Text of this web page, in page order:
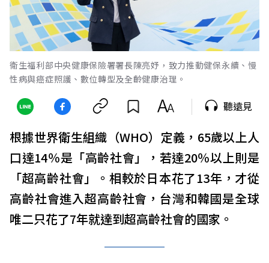
衛生福利部中央健康保險署署長陳亮妤，致力推動健保永續、慢
性病與癌症照護、數位轉型及全齡健康治理。
聽遠見
根據世界衛生組織（WHO）定義，65歲以上人
口達14％是「高齡社會」，若達20％以上則是
「超高齡社會」。相較於日本花了13年，才從
高齡社會進入超高齡社會，台灣和韓國是全球
唯二只花了7年就達到超高齡社會的國家。